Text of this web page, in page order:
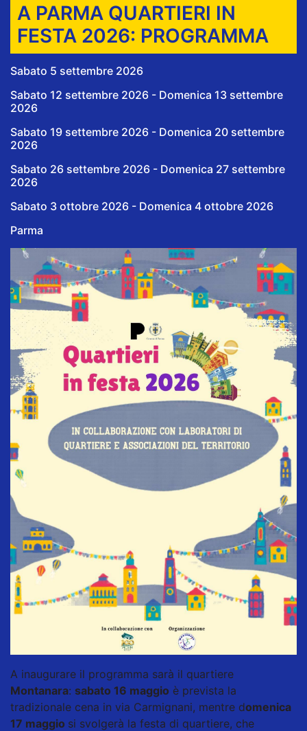
A PARMA QUARTIERI IN
FESTA 2026: PROGRAMMA
Sabato 5 settembre 2026
Sabato 12 settembre 2026 - Domenica 13 settembre
2026
Sabato 19 settembre 2026 - Domenica 20 settembre
2026
Sabato 26 settembre 2026 - Domenica 27 settembre
2026
Sabato 3 ottobre 2026 - Domenica 4 ottobre 2026
Parma
A inaugurare il programma sarà il quartiere
Montanara: sabato 16 maggio è prevista la
tradizionale cena in via Carmignani, mentre domenica
17 maggio si svolgerà la festa di quartiere, che